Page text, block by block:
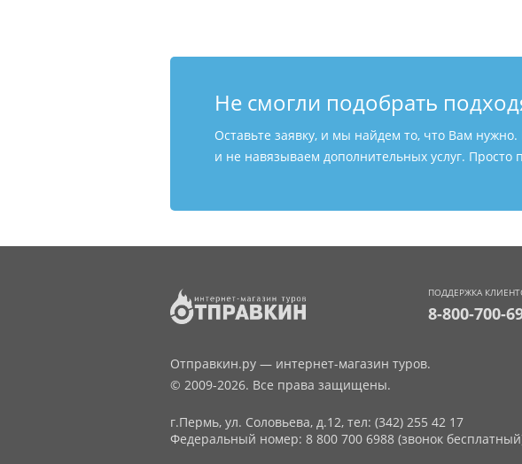
Не смогли подобрать
Оставьте заявку, и мы найдем то, что Вам
и не навязываем дополнительных услуг. Просто
ПОДДЕРЖКА
8-800-700-
Отправкин.ру — интернет-магазин туров.
© 2009-2026. Все права защищены.
г.Пермь, ул. Соловьева, д.12, тел: (342) 255 42 17
Федеральный номер: 8 800 700 6988 (звонок